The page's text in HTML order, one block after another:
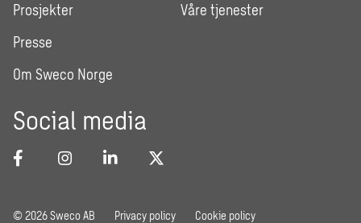
Prosjekter
Presse
Om Sweco Norge
Våre tjenester
Social media
© 2026 Sweco AB Privacy policy Cookie policy